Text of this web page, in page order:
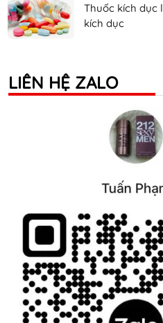
Thuốc kích dục
kích dục
LIÊN HỆ ZALO